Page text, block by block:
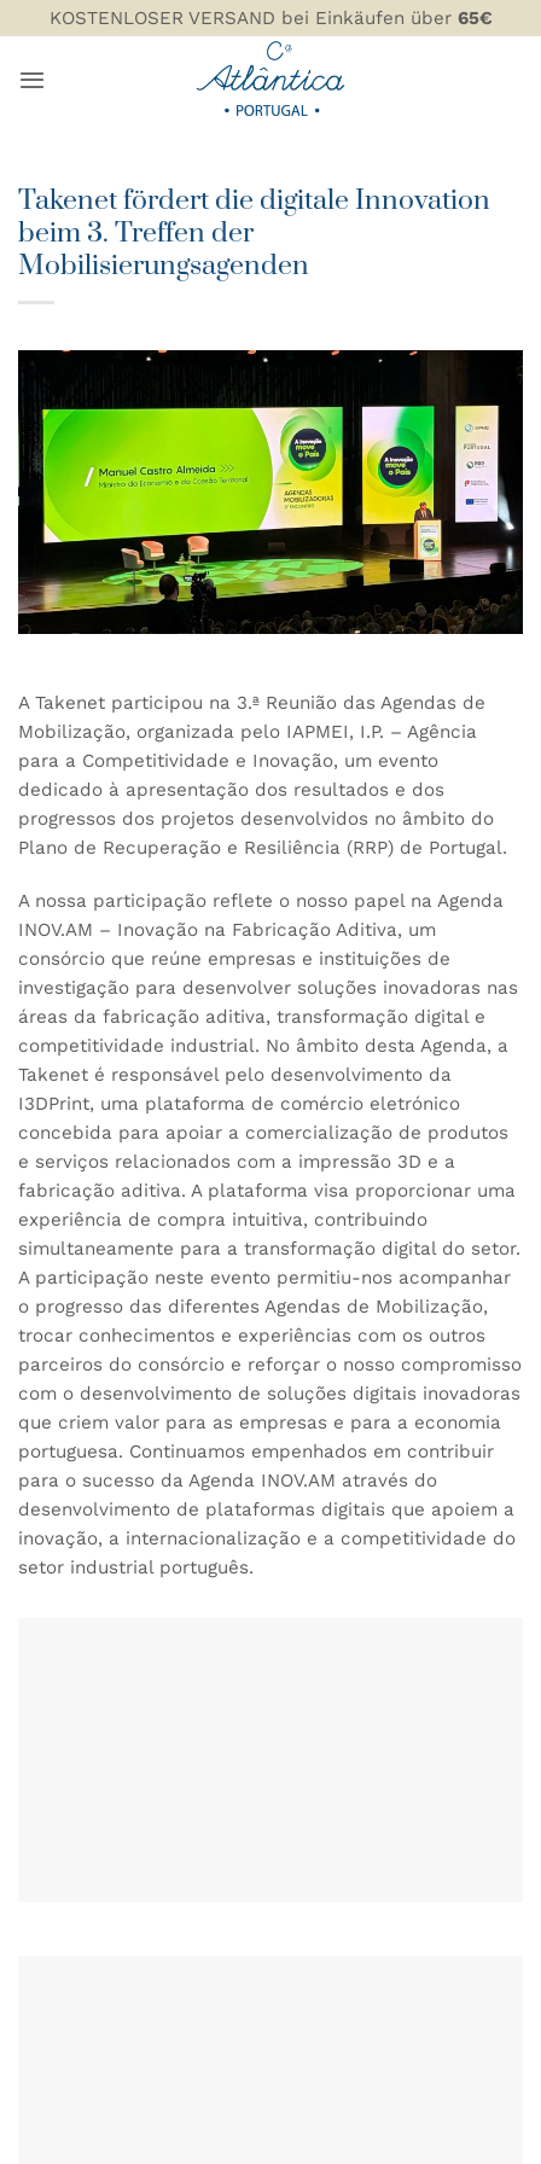
Inhalt
springen
KOSTENLOSER VERSAND bei Einkäufen über 65€
Takenet fördert die digitale Innovation
beim 3. Treffen der
Mobilisierungsagenden
A Takenet participou na 3.ª Reunião das Agendas de
Mobilização, organizada pelo IAPMEI, I.P. – Agência
para a Competitividade e Inovação, um evento
dedicado à apresentação dos resultados e dos
progressos dos projetos desenvolvidos no âmbito do
Plano de Recuperação e Resiliência (RRP) de Portugal.
A nossa participação reflete o nosso papel na Agenda
INOV.AM – Inovação na Fabricação Aditiva, um
consórcio que reúne empresas e instituições de
investigação para desenvolver soluções inovadoras nas
áreas da fabricação aditiva, transformação digital e
competitividade industrial. No âmbito desta Agenda, a
Takenet é responsável pelo desenvolvimento da
I3DPrint, uma plataforma de comércio eletrónico
concebida para apoiar a comercialização de produtos
e serviços relacionados com a impressão 3D e a
fabricação aditiva. A plataforma visa proporcionar uma
experiência de compra intuitiva, contribuindo
simultaneamente para a transformação digital do setor.
A participação neste evento permitiu-nos acompanhar
o progresso das diferentes Agendas de Mobilização,
trocar conhecimentos e experiências com os outros
parceiros do consórcio e reforçar o nosso compromisso
com o desenvolvimento de soluções digitais inovadoras
que criem valor para as empresas e para a economia
portuguesa. Continuamos empenhados em contribuir
para o sucesso da Agenda INOV.AM através do
desenvolvimento de plataformas digitais que apoiem a
inovação, a internacionalização e a competitividade do
setor industrial português.